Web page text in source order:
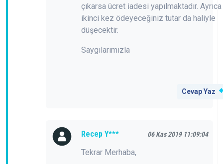
çıkarsa ücret iadesi yapılmaktadır. Ayrıca
ikinci kez ödeyeceğiniz tutar da haliyle
düşecektir.
Saygılarımızla
Cevap Yaz
Recep Y*** 06 Kas 2019 11:09:04
Tekrar Merhaba,